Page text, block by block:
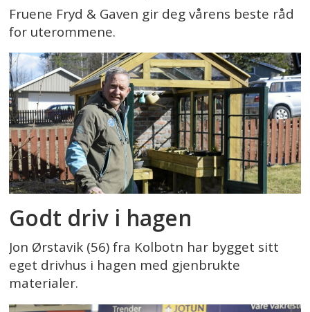
Fruene Fryd & Gaven gir deg vårens beste råd
for uterommene.
Godt driv i hagen
Jon Ørstavik (56) fra Kolbotn har bygget sitt
eget drivhus i hagen med gjenbrukte
materialer.